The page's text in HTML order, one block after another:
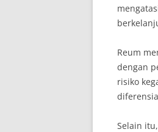
Reum
dengan
risiko
Selain